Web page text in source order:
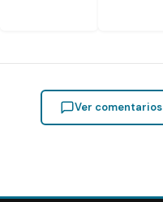
Ver comentarios